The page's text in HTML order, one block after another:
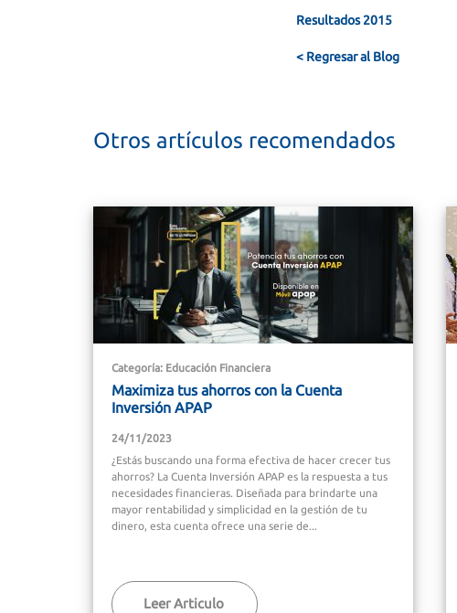
Resultados 2015
< Regresar al Blog
Otros artículos recomendados
Categoría: Educación Financiera
Maximiza tus ahorros con la Cuenta
Inversión APAP
24/11/2023
¿Estás buscando una forma efectiva de hacer crecer tus
ahorros? La Cuenta Inversión APAP es la respuesta a tus
necesidades financieras. Diseñada para brindarte una
mayor rentabilidad y simplicidad en la gestión de tu
dinero, esta cuenta ofrece una serie de...
Leer Articulo